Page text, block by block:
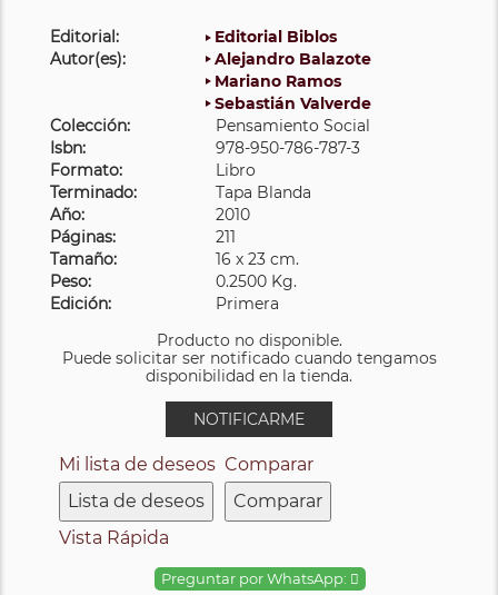
Editorial:
Editorial Biblos
Autor(es):
Alejandro Balazote
Mariano Ramos
Sebastián Valverde
Colección:
Pensamiento Social
Isbn:
978-950-786-787-3
Formato:
Libro
Terminado:
Tapa Blanda
Año:
2010
Páginas:
211
Tamaño:
16 x 23 cm.
Peso:
0.2500 Kg.
Edición:
Primera
Producto no disponible.
Puede solicitar ser notificado cuando tengamos
disponibilidad en la tienda.
NOTIFICARME
Mi lista de deseos
Lista de deseos
Comparar
Comparar
Vista Rápida
Preguntar por WhatsApp: